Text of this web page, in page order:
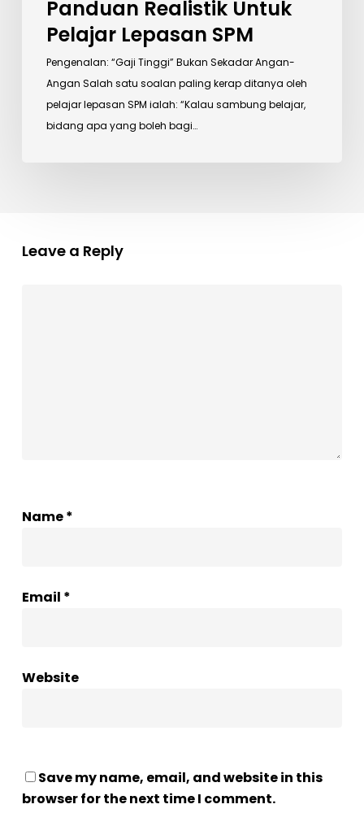
Panduan Realistik Untuk
Pelajar Lepasan SPM
Pengenalan: “Gaji Tinggi” Bukan Sekadar Angan-
Angan Salah satu soalan paling kerap ditanya oleh
pelajar lepasan SPM ialah: “Kalau sambung belajar,
bidang apa yang boleh bagi…
Leave a Reply
Name*
Email *
Website
Save my name, email, and website in this
browser for the next time I comment.